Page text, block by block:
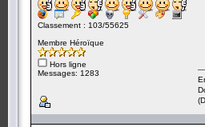
Classement : 103/55625
Membre Héroïque
Hors ligne
Messages: 1283